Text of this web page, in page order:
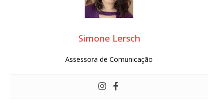
Simone Lersch
Assessora de Comunicação